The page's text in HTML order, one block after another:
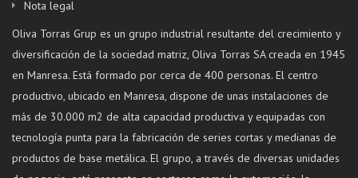
Nota legal
Oliva Torras Grup es un grupo industrial resultante del crecimiento y
diversificación de la sociedad matriz, Oliva Torras SA creada en 1945
en Manresa. Está formado por cerca de 400 personas. El centro
productivo, ubicado en Manresa, dispone de unas instalaciones de
más de 30.000 m2 de alta capacidad productiva y equipadas con
tecnología punta para la fabricación de series cortas y medianas de
productos de base metálica. El grupo, a través de diversas unidades